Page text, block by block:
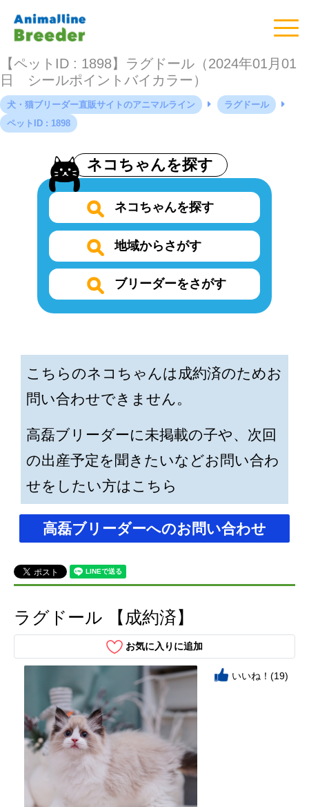
【ペットID : 1898】ラグドール（2024年01月01
日 シールポイントバイカラー）
犬・猫ブリーダー直販サイトのアニマルライン
ラグドール
ペットID : 1898
ネコちゃんを探す
ネコちゃんを探す
地域からさがす
ブリーダーをさがす
こちらのネコちゃんは成約済のためお
問い合わせできません。
高磊ブリーダーに未掲載の子や、次回
の出産予定を聞きたいなどお問い合わ
せをしたい方はこちら
高磊ブリーダーへのお問い合わせ
ラグドール 【成約済】
お気に入りに追加
いいね！(19)